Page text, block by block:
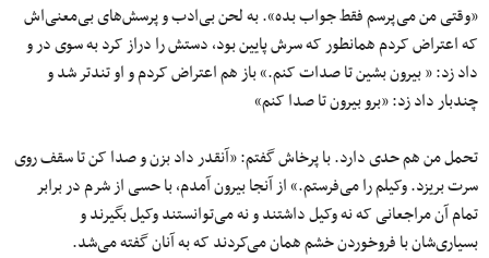
«وقتی من می‌پرسم فقط جواب بده». به لحن بی‌ادب و پرسش‌های بی‌معنی‌اش
که اعتراض کردم همانطور که سرش پایین بود، دستش را دراز کرد به سوی در و
داد زد: « بیرون بشین تا صدات کنم.» باز هم اعتراض کردم و او تندتر شد و
چندبار داد زد: «برو بیرون تا صدا کنم»
تحمل من هم حدی دارد. با پرخاش گفتم: «آنقدر داد بزن و صدا کن تا سقف روی
سرت بریزد. وکیلم را می‌فرستم.» از آنجا بیرون آمدم، با حسی از شرم در برابر
تمام آن مراجعانی که نه وکیل داشتند و نه می‌توانستند وکیل بگیرند و
بسیاری‌شان با فروخوردن خشم همان می‌کردند که به آنان گفته می‌شد.